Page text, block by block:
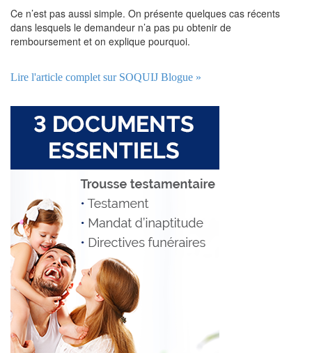
Ce n’est pas aussi simple. On présente quelques cas récents
dans lesquels le demandeur n’a pas pu obtenir de
remboursement et on explique pourquoi.
Lire l'article complet sur SOQUIJ Blogue »